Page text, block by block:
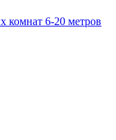
комнат 6-20 метров